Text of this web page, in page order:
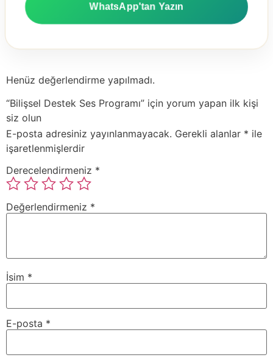
WhatsApp'tan Yazın
Henüz değerlendirme yapılmadı.
“Bilişsel Destek Ses Programı” için yorum yapan ilk kişi
siz olun
E-posta adresiniz yayınlanmayacak. Gerekli alanlar * ile
işaretlenmişlerdir
Derecelendirmeniz *
Değerlendirmeniz *
İsim *
E-posta *